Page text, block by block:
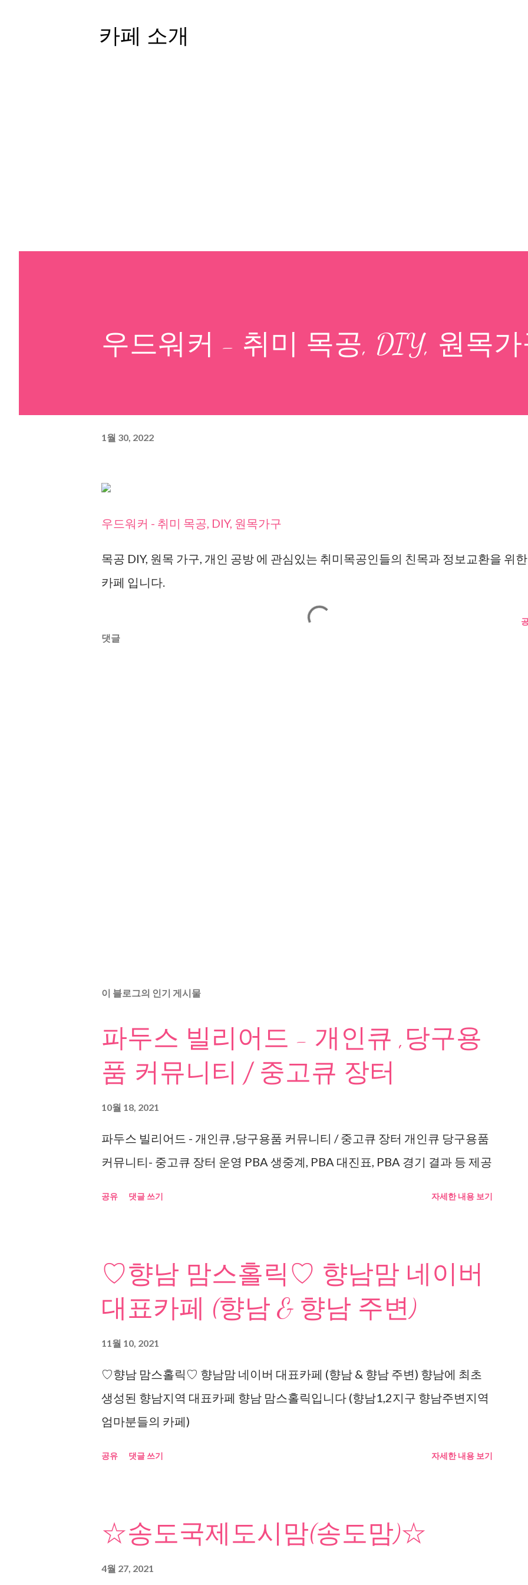
카페 소개
우드워커 - 취미 목공, DIY, 원목
1월 30, 2022
우드워커 - 취미 목공, DIY, 원목가구
목공 DIY, 원목 가구, 개인 공방 에 관심있는 취미목공인들의 친목과 정보교환을 위한
카페 입니다.
댓글
이 블로그의 인기 게시물
파두스 빌리어드 - 개인큐 ,당구용
품 커뮤니티 / 중고큐 장터
10월 18, 2021
파두스 빌리어드 - 개인큐 ,당구용품 커뮤니티 / 중고큐 장터 개인큐 당구용품
커뮤니티- 중고큐 장터 운영 PBA 생중계, PBA 대진표, PBA 경기 결과 등 제공
공유 댓글 쓰기 자세한 내용 보기
♡향남 맘스홀릭♡ 향남맘 네이버
대표카페 (향남 & 향남 주변)
11월 10, 2021
♡향남 맘스홀릭♡ 향남맘 네이버 대표카페 (향남 & 향남 주변) 향남에 최초
생성된 향남지역 대표카페 향남 맘스홀릭입니다 (향남1,2지구 향남주변지역
엄마분들의 카페)
공유 댓글 쓰기 자세한 내용 보기
☆송도국제도시맘(송도맘)☆
4월 27, 2021